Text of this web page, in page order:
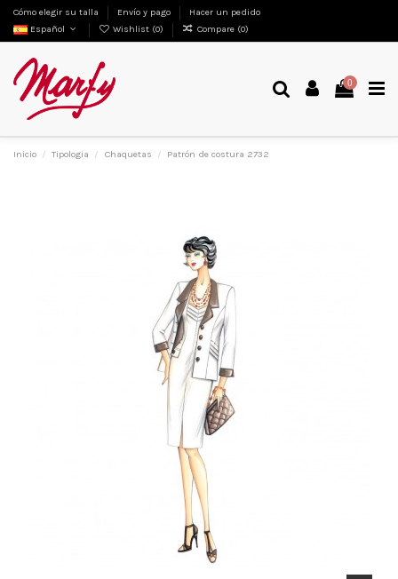
Cómo elegir su talla Envío y pago
Hacer un pedido
Español
Wishlist (0) Compare (0)
0
Inicio Tipologia Chaquetas Patrón de costura 2732